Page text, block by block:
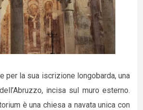
per la sua iscrizione longobarda, una
incisa sul muro esterno.
è una chiesa a navata unica con